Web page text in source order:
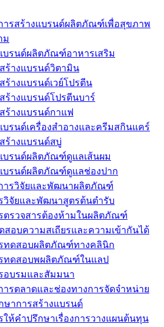
ารสร้างแบรนด์ผลิตภัณฑ์เพื่อสุขภาพ
ม
บรนด์ผลิตภัณฑ์อาหารเสริม
สร้างแบรนด์วิตามิน
สร้างแบรนด์เวย์โปรตีน
สร้างแบรนด์โปรตีนบาร์
สร้างแบรนด์กาแฟ
บรนด์เครื่องสำอางและครีมสกินแคร์
สร้างแบรนด์สบู่
บรนด์ผลิตภัณฑ์ดูแลเส้นผม
บรนด์ผลิตภัณฑ์ดูแลช่องปาก
ารวิจัยและพัฒนาผลิตภัณฑ์
วิจัยและพัฒนาสูตรต้นตำรับ
ตรวจสารต้องห้ามในผลิตภัณฑ์
สอบความสเถียรและความเข้ากันได้
ทดสอบผลิตภัณฑ์ทางคลินิก
ทดสอบพผลิตภัณฑ์ในแลป
อบรมและสัมมนา
ารตลาดและช่องทางการจัดจำหน่าย
ษาการสร้างแบรนด์
ให้คำปรึกษาเรื่องการวางแผนต้นทุน